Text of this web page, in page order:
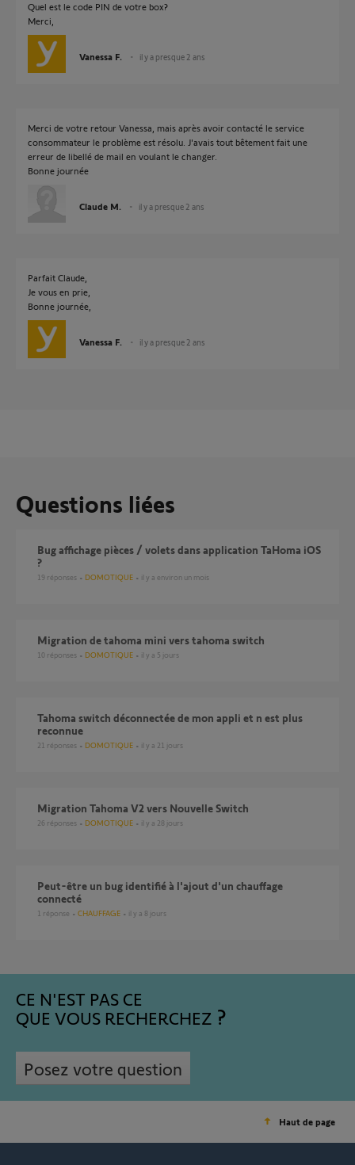
Quel est le code PIN de votre box?
Merci,
Vanessa F. il y a presque 2 ans
Merci de votre retour Vanessa, mais après avoir contacté le service
consommateur le problème est résolu. J'avais tout bêtement fait une
erreur de libellé de mail en voulant le changer.
Bonne journée
Claude M. il y a presque 2 ans
Parfait Claude,
Je vous en prie,
Bonne journée,
Vanessa F. il y a presque 2 ans
Questions liées
Bug affichage pièces / volets dans application TaHoma iOS
?
19 réponses DOMOTIQUE il y a environ un mois
Migration de tahoma mini vers tahoma switch
10 réponses DOMOTIQUE il y a 5 jours
Tahoma switch déconnectée de mon appli et n est plus
reconnue
21 réponses DOMOTIQUE il y a 21 jours
Migration Tahoma V2 vers Nouvelle Switch
26 réponses DOMOTIQUE il y a 28 jours
Peut-être un bug identifié à l'ajout d'un chauffage
connecté
1 réponse CHAUFFAGE il y a 8 jours
CE N'EST PAS CE
QUE VOUS RECHERCHEZ
Posez votre question
Haut de page